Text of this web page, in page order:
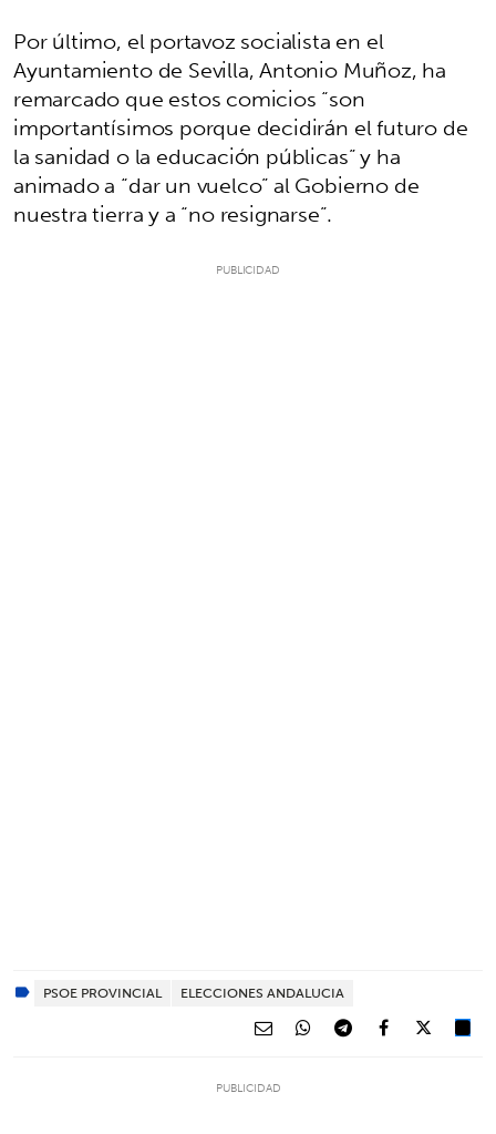
Por último, el portavoz socialista en el
Ayuntamiento de Sevilla, Antonio Muñoz, ha
remarcado que estos comicios “son
importantísimos porque decidirán el futuro de
la sanidad o la educación públicas” y ha
animado a “dar un vuelco” al Gobierno de
nuestra tierra y a “no resignarse”.
PSOE PROVINCIAL ELECCIONES ANDALUCIA